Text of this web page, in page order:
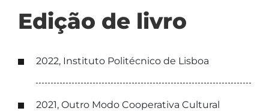
Edição de livro
2022, Instituto Politécnico de Lisboa
2021, Outro Modo Cooperativa Cultural